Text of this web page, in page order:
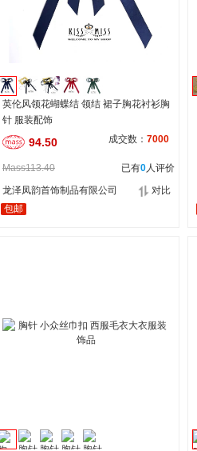
英伦风领花蝴蝶结 领结 裙子胸花衬衫胸
针 服装配饰
94.50 成交数： 7000
Mass113.40 已有0人评价
龙泽凤韵首饰制品有限公司
对比
包邮